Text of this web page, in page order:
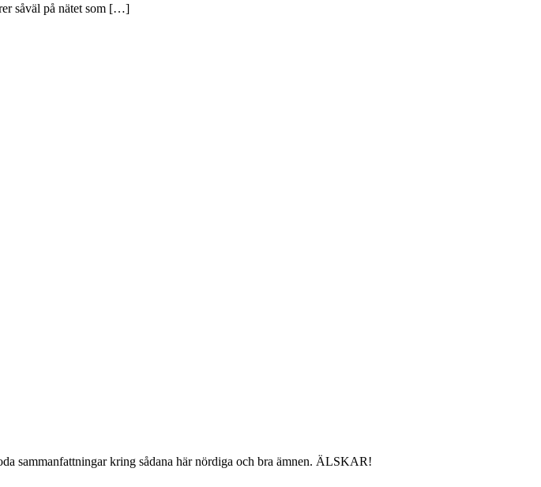
såväl på nätet som […]
sammanfattningar kring sådana här nördiga och bra ämnen. ÄLSKAR!